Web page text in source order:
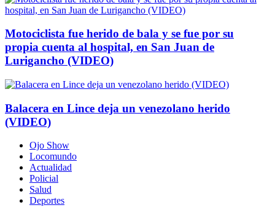
Motociclista fue herido de bala y se fue por su
propia cuenta al hospital, en San Juan de
Lurigancho (VIDEO)
Balacera en Lince deja un venezolano herido
(VIDEO)
Ojo Show
Locomundo
Actualidad
Policial
Salud
Deportes